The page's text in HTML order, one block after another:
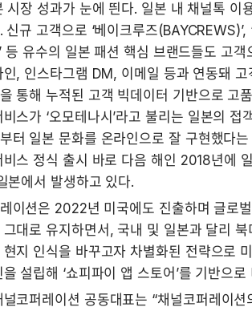
시장 성과가 눈에 띈다. 일본 내 채널톡
신규 고객으로 ‘베이크루즈(BAYCREWS)’,
등 유수의 일본 패션 핵심 브랜드들도 고
인, 인스타그램 DM, 이메일 등과 연동돼
통해 누적된 고객 빅데이터 기반으로 고
스가 ‘오모테나시’라고 불리는 일본의 접
터 일본 문화를 온라인으로 잘 구현했다
비스 정식 출시 바로 다음 해인 2018년에
본에서 발생하고 있다.
이션은 2022년 미국에도 진출하며 글로
대로 유지하면서, 국내 및 일본과 달리 북
현지 인식을 바꾸고자 차별화된 전략으로
설립해 ‘쇼피파이 앱 스토어’를 기반으
널코퍼레이션 공동대표는 “채널코퍼레이